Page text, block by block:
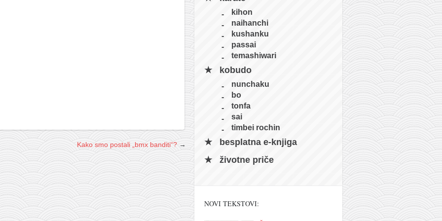
Kako smo postali „bmx banditi“?→
kihon
naihanchi
kushanku
passai
temashiwari
kobudo
nunchaku
bo
tonfa
sai
timbei rochin
besplatna e-knjiga
životne priče
NOVI TEKSTOVI: